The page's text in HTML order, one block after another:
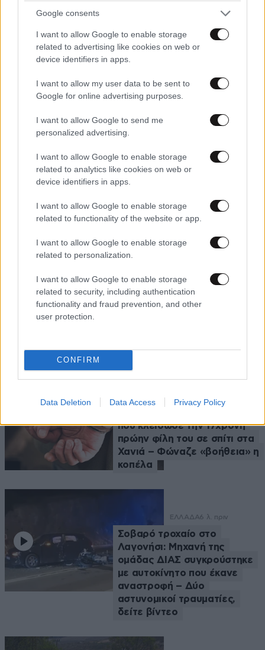
Google consents
I want to allow Google to enable storage
related to advertising like cookies on web or
device identifiers in apps.
I want to allow my user data to be sent to
Google for online advertising purposes.
I want to allow Google to send me
personalized advertising.
I want to allow Google to enable storage
related to analytics like cookies on web or
device identifiers in apps.
I want to allow Google to enable storage
related to functionality of the website or app.
I want to allow Google to enable storage
related to personalization.
I want to allow Google to enable storage
related to security, including authentication
functionality and fraud prevention, and other
user protection.
CONFIRM
Data Deletion Data Access Privacy Policy
Αυξητική & Ανόρθωση
για το τέλειο, εξατομικευμένο
αποτέλεσμα
Με τη SEAJETS, η Αμοργός
γίνεται η πιο αυθεντική
απόδραση των Κυκλάδων
που κλείδωσε την 17χρονη
πρώην φίλη του σε σπίτι στα
Χανιά – Φώναζε «βοήθεια» η
κοπέλα
ΕΛΛΑΔΑ6 λ. πριν
Σοβαρό τροχαίο στο
Λαγονήσι: Μηχανή της
ομάδας ΔΙΑΣ συγκρούστηκε
με αυτοκίνητο που έκανε
αναστροφή – Δύο
αστυνομικοί τραυματίες,
δείτε βίντεο